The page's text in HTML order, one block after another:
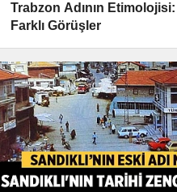
Trabzon Adının
Farklı Görüşler